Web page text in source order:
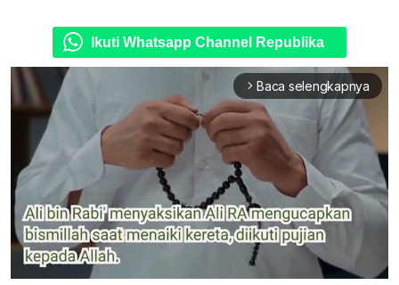
Ikuti Whatsapp Channel Republika
arrow_forward_ios Baca selengkapnya